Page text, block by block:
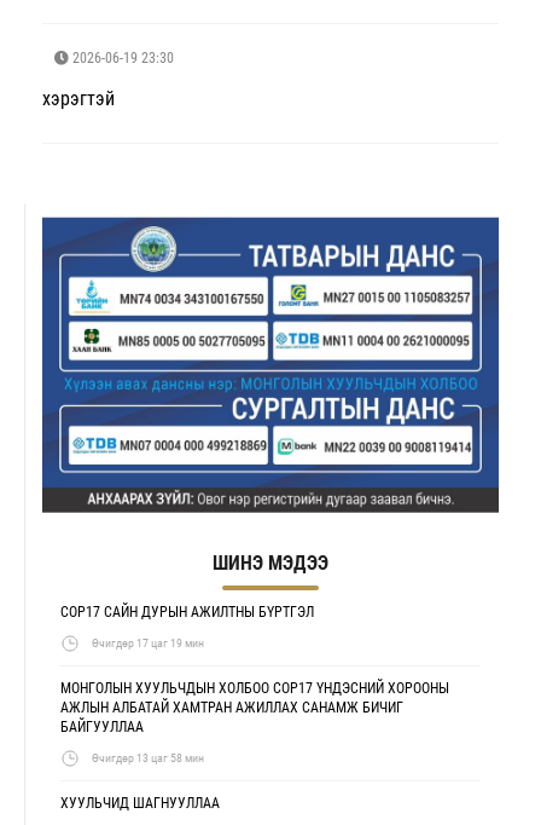
2026-06-19 23:30
хэрэгтэй
ШИНЭ МЭДЭЭ
COP17 САЙН ДУРЫН АЖИЛТНЫ БҮРТГЭЛ
Өчигдөр 17 цаг 19 мин
МОНГОЛЫН ХУУЛЬЧДЫН ХОЛБОО COP17 ҮНДЭСНИЙ ХОРООНЫ
АЖЛЫН АЛБАТАЙ ХАМТРАН АЖИЛЛАХ САНАМЖ БИЧИГ
БАЙГУУЛЛАА
Өчигдөр 13 цаг 58 мин
ХУУЛЬЧИД ШАГНУУЛЛАА